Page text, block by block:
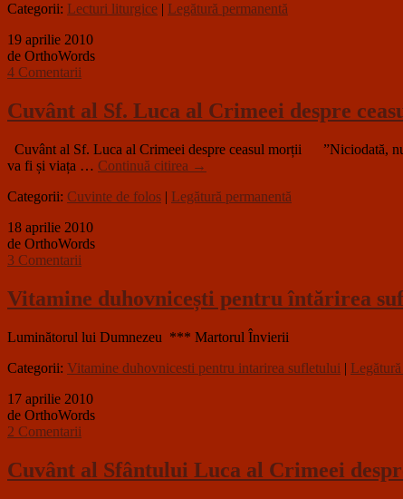
Categorii: Lecturi liturgice
Legătură permanentă
19 aprilie 2010
de OrthoWords
4 Comentarii
Cuvânt al Sf. Luca al Crimeei despre
Cuvânt al Sf. Luca al Crimeei despre ceasul morții ”Niciodată, nu
va fi și viața … Continuă citirea →
Categorii: Cuvinte de folos | Legătură permanentă
18 aprilie 2010
de OrthoWords
3 Comentarii
Vitamine duhovnicești pentru întărirea
Luminătorul lui Dumnezeu *** Martorul Învierii
Categorii: Vitamine duhovnicesti pentru intarirea sufletului |
17 aprilie 2010
de OrthoWords
2 Comentarii
Cuvânt al Sfântului Luca al Crimeei